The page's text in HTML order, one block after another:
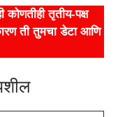
कोणतीही तृतीय-पक्ष
ती तुमचा डेटा आणि